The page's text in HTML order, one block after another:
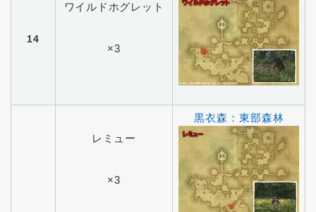
14
ワイルドホグレット
×3
レミュー
×3
黒衣森：東部森林